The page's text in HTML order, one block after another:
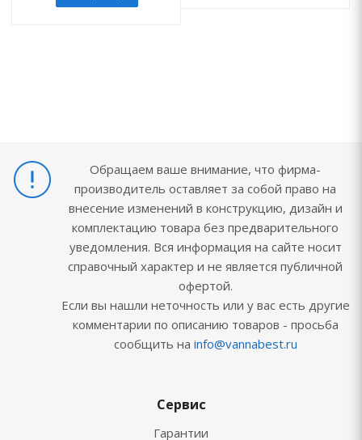
Обращаем ваше внимание, что фирма-
производитель оставляет за собой право на
внесение изменений в конструкцию, дизайн и
комплектацию товара без предварительного
уведомления. Вся информация на сайте носит
справочный характер и не является публичной
офертой.
Если вы нашли неточность или у вас есть другие
комментарии по описанию товаров - просьба
сообщить на info@vannabest.ru
Сервис
Гарантии